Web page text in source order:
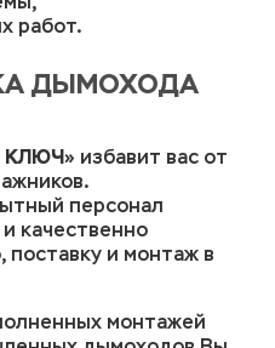
работ.
ДЫМОХОДА
КЛЮЧ» избавит вас от
персонал
качественно
поставку и монтаж в
монтажей